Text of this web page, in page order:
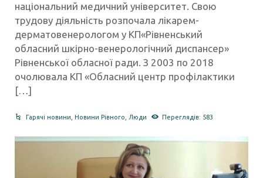
національний медичний університет. Свою
трудову діяльність розпочала лікарем-
дерматовенерологом у КП«Рівненський
обласний шкірно-венерологічний диспансер»
Рівненської обласної ради. З 2003 по 2018
очолювала КП «Обласний центр профілактики
[…]
Гарячі новини ,Новини Рівного Люди Переглядів: 583